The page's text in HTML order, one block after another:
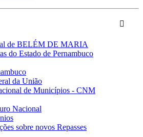
de BELÉM DE MARIA
do Estado de Pernambuco
da União
de Municípios - CNM
Nacional
sobre novos Repasses